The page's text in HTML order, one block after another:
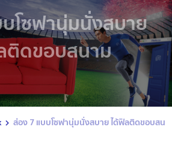
โซฟานุ่มนั่งสบาย
ติดขอบสนาม
ส่อง 7 แบบโซฟานุ่มนั่งสบาย ได้ฟิลติดขอบสน